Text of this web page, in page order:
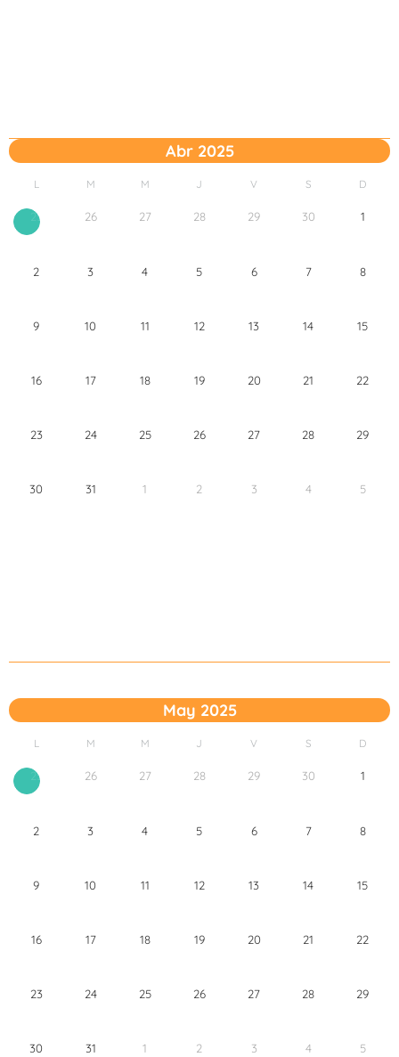
Abr 2025
L M M J V S D
25 26 27 28 29 30 1
2 3 4 5 6 7 8
9 10 11 12 13 14 15
16 17 18 19 20 21 22
23 24 25 26 27 28 29
30 31 1 2 3 4 5
May 2025
L M M J V S D
25 26 27 28 29 30 1
2 3 4 5 6 7 8
9 10 11 12 13 14 15
16 17 18 19 20 21 22
23 24 25 26 27 28 29
30 31 1 2 3 4 5